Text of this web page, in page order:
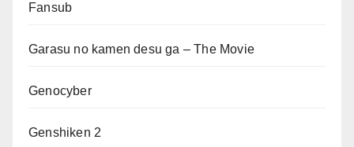
Fansub
Garasu no kamen desu ga – The Movie
Genocyber
Genshiken 2